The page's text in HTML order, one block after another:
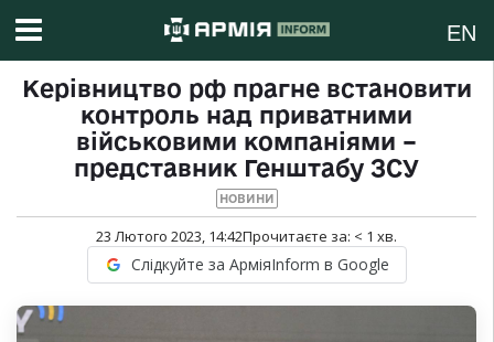
EN
Керівництво рф прагне встановити
контроль над приватними
військовими компаніями –
представник Генштабу ЗСУ
НОВИНИ
23 Лютого 2023, 14:42Прочитаєте за: < 1 хв.
Слідкуйте за АрміяInform в Google